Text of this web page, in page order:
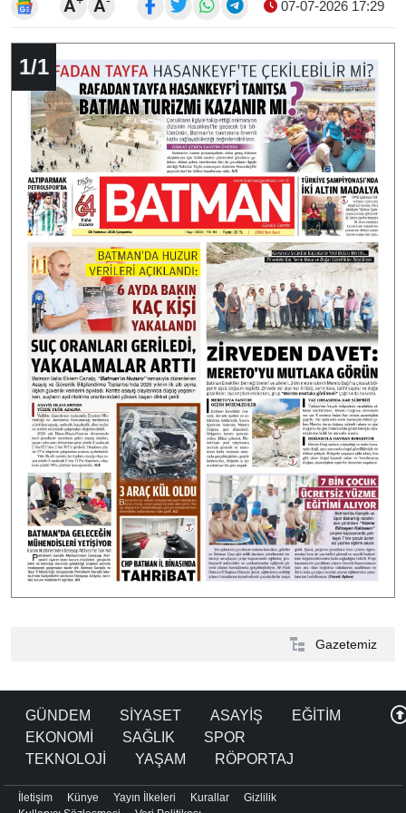
A A 07-07-2026 17:29
1/1
Gazetemiz
GÜNDEM SİYASET ASAYİŞ
EĞİTİM
EKONOMİ
SAĞLIK
SPOR
TEKNOLOJİ
YAŞAM RÖPORTAJ
İletişim Künye Yayın İlkeleri Kurallar
Gizlilik